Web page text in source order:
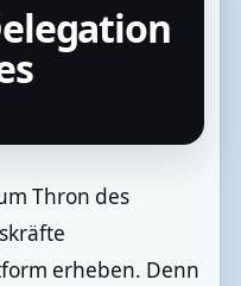
Thron des
erheben. Denn